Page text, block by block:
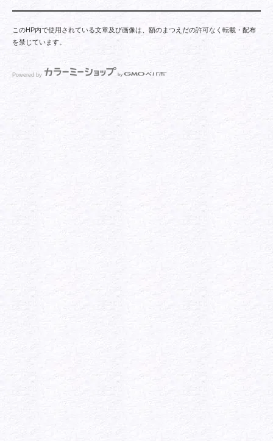
このHP内で使用されている文章及び画像は、額のまつえだの許可なく転載・配布
を禁じています。
Powered by